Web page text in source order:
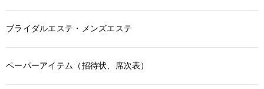
ブライダルエステ・メンズエステ
ペーパーアイテム（招待状、席次表）